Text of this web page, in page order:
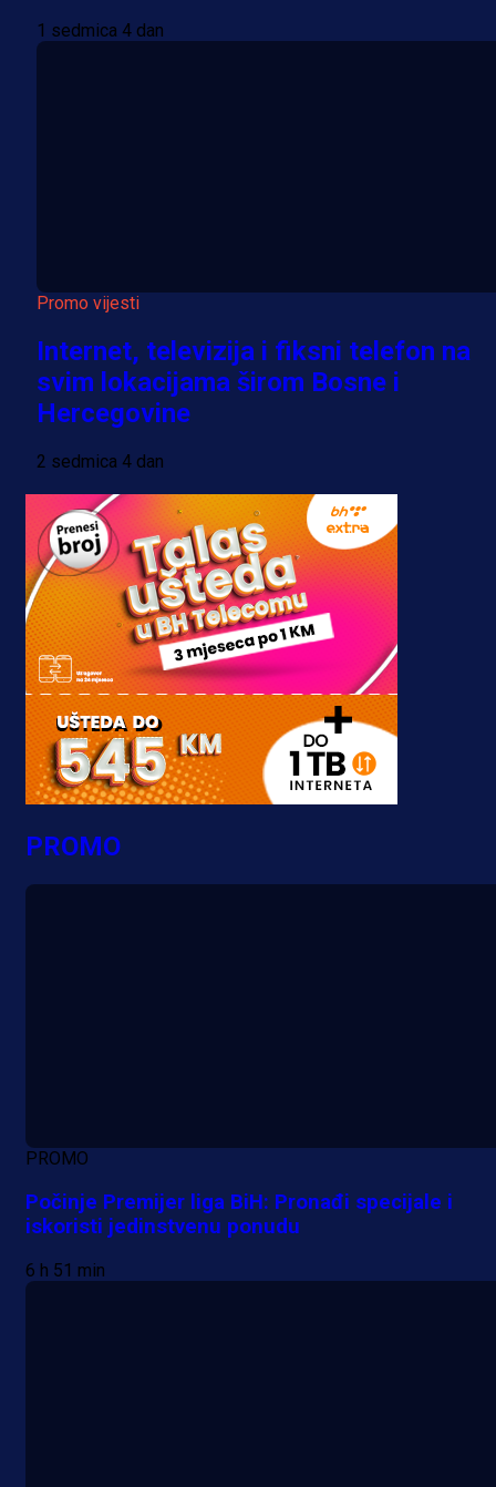
1 sedmica 4 dan
Promo vijesti
Internet, televizija i fiksni telefon na
svim lokacijama širom Bosne i
Hercegovine
2 sedmica 4 dan
PROMO
PROMO
Počinje Premijer liga BiH: Pronađi specijale i
iskoristi jedinstvenu ponudu
6 h 51 min